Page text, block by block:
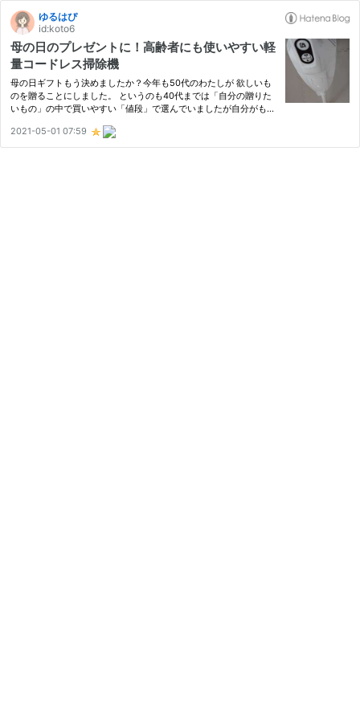
ゆるはぴ
id:koto6
母の日のプレゼントに！高齢者にも使いやすい軽
量コードレス掃除機
母の日ギフトもう決めましたか？今年も50代のわたしが 欲しいも
のを贈ることにしました。 というのも40代までは「自分の贈りた
いもの」の中で買いやすい「値段」で選んでいましたが自分がもら
じるようになったので。 でも今回はもっと踏み込みました。本当
に…
2021-05-01 07:59